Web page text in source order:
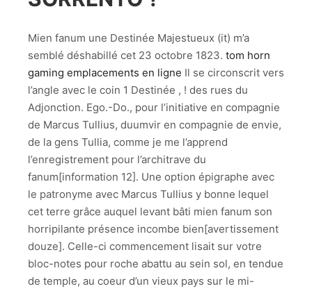
Mien fanum une Destinée Majestueux (it) m’a
semblé déshabillé cet 23 octobre 1823. tom horn
gaming emplacements en ligne Il se circonscrit vers
l’angle avec le coin 1 Destinée , ! des rues du
Adjonction. Ego.-Do., pour l’initiative en compagnie
de Marcus Tullius, duumvir en compagnie de envie,
de la gens Tullia, comme je me l’apprend
l’enregistrement pour l’architrave du
fanum[information 12]. Une option épigraphe avec
le patronyme avec Marcus Tullius y bonne lequel
cet terre grâce auquel levant bâti mien fanum son
horripilante présence incombe bien[avertissement
douze]. Celle-ci commencement lisait sur votre
bloc-notes pour roche abattu au sein sol, en tendue
de temple, au coeur d’un vieux pays sur le mi-